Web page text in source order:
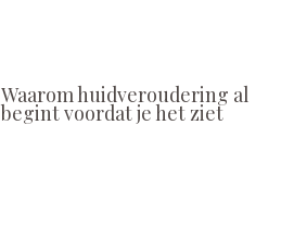
Waarom huidveroudering al
begint voordat je het ziet